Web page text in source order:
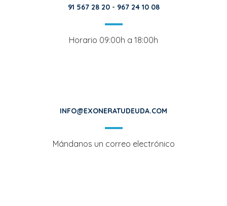
91 567 28 20- 967 24 10 08
Horario 09:00h a 18:00h
INFO@EXONERATUDEUDA.COM
Mándanos un correo electrónico